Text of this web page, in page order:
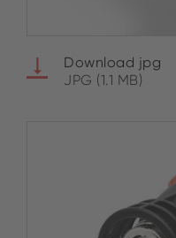
Download jpg
JPG (1.1 MB)